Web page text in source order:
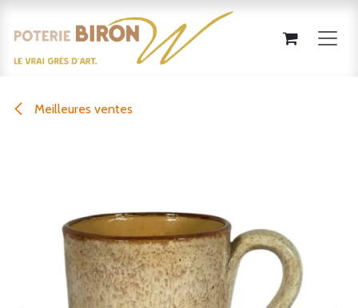
Meilleures ventes